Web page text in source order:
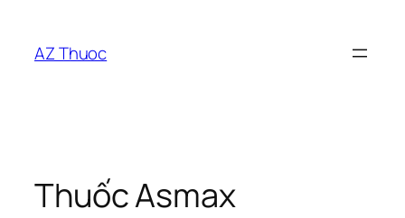
phầnAZ Thuoc
Thuốc Asmax